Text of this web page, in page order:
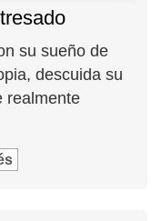
su sueño de
descuida su
realmente